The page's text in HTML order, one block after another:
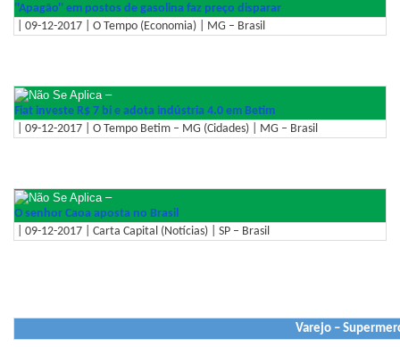
''Apagão'' em postos de gasolina faz preço disparar
| 09-12-2017 | O Tempo (Economia) | MG – Brasil
–
Fiat investe R$ 7 bi e adota indústria 4.0 em Betim
| 09-12-2017 | O Tempo Betim – MG (Cidades) | MG – Brasil
–
O senhor Caoa aposta no Brasil
| 09-12-2017 | Carta Capital (Notícias) | SP – Brasil
Varejo –